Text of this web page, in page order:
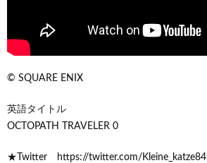
© SQUARE ENIX
英語タイトル
OCTOPATH TRAVELER 0
★Twitter https://twitter.com/Kleine_katze84